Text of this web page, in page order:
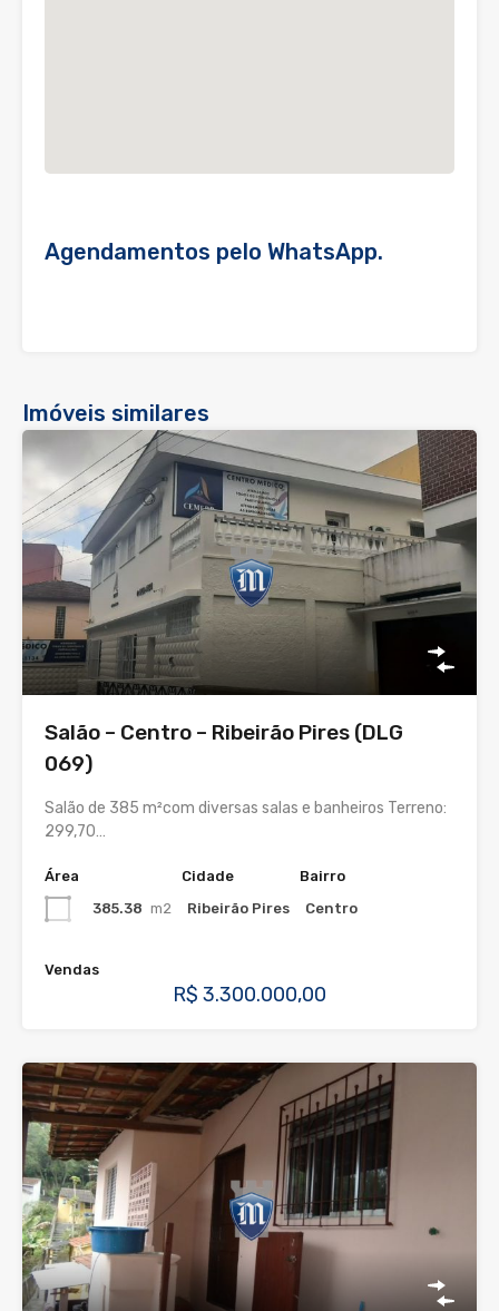
Agendamentos pelo WhatsApp.
Imóveis similares
Salão – Centro – Ribeirão Pires (DLG
069)
Salão de 385 m²com diversas salas e banheiros Terreno:
299,70…
Área
385.38 m2
Cidade
Ribeirão Pires
Bairro
Centro
Vendas
R$ 3.300.000,00